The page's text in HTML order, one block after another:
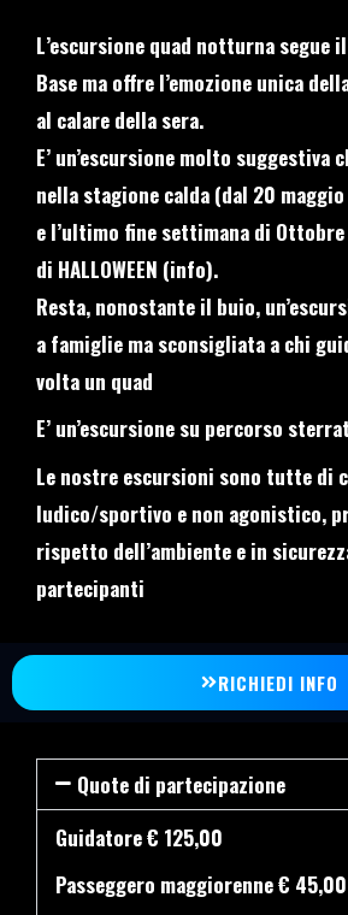
L’escursione quad notturna segue
Base ma offre l’emozione unica
al calare della sera.
E’ un’escursione molto suggestiva
nella stagione calda (dal 20
e l’ultimo fine settimana di Ottobre
di HALLOWEEN (info).
Resta, nonostante il buio,
a famiglie ma sconsigliata a chi
volta un quad
E’ un’escursione su percorso
Le nostre escursioni sono tutte di
ludico/sportivo e non agonistico,
rispetto dell’ambiente e in
partecipanti
RICHIEDI INFO
Quote di partecipazione
Guidatore € 125,00
Passeggero maggiorenne € 45,00